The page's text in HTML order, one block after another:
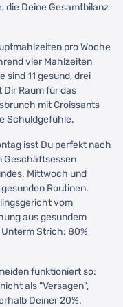
die Deine Gesamtbilanz
pro Woche
vier Mahlzeiten
sind 11 gesund, drei
Raum für das
mit Croissants
Schuldgefühle.
isst Du perfekt nach
Geschäftsessen
Mittwoch und
Routinen.
vom
aus gesundem
Strich: 80%
funktioniert so:
als "Versagen",
Deiner 20%.